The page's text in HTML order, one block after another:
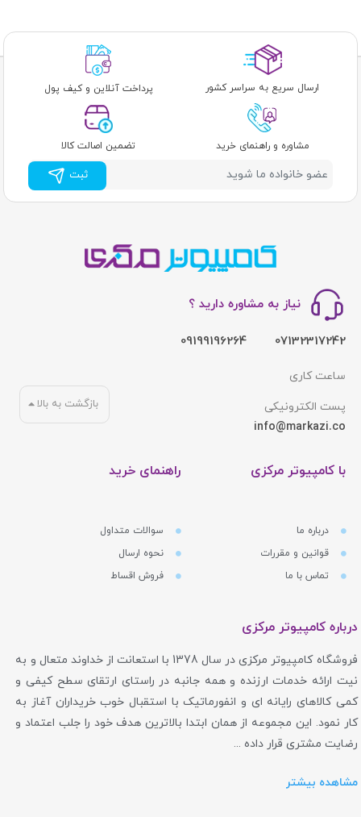
ارسال سریع به سراسر کشور پرداخت آنلاین و کیف پول
مشاوره و راهنمای خرید تضمین اصالت کالا
ثبت
نیاز به مشاوره دارید ؟
07132317242
09199196264
ساعت کاری
پست الکترونیکی
info@markazi.co
با کامپیوتر مرکزی
درباره ما
قوانین و مقررات
تماس با ما
راهنمای خرید
سوالات متداول
نحوه ارسال
فروش اقساط
بازگشت به بالا
درباره کامپیوتر مرکزی
فروشگاه کامپیوتر مرکزی در سال 1378 با استعانت از خداوند متعال و به
نیت ارائه خدمات ارزنده و همه جانبه در راستای ارتقای سطح کیفی و
کمی کالاهای رایانه ای و انفورماتیک با استقبال خوب خریداران آغاز به
کار نمود. این مجموعه از همان ابتدا بالاترین هدف خود را جلب اعتماد و
رضایت مشتری قرار داده ...
مشاهده بیشتر